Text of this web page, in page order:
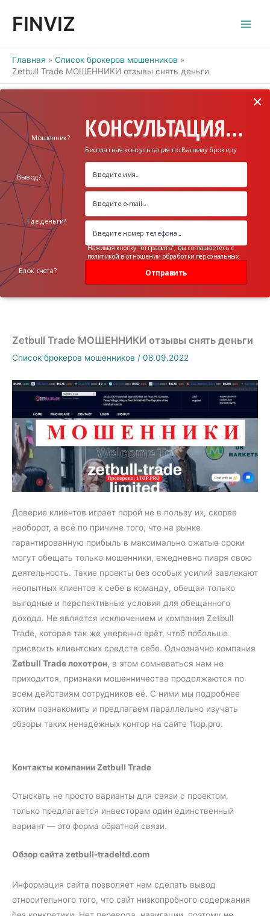
FINVIZ
Главная
Список брокеров мошенников
Zetbull Trade МОШЕННИКИ отзывы снять деньги
КОНСУЛЬТАЦИЯ...
Бесплатная консультация по Вашему брокеру
Мошенник?
Вывод?
Где деньги?
Блок счета? Отправить
×
Нажимая кнопку "отправить", вы соглашаетесь с
политикой в отношении обработки персональных
Zetbull Trade МОШЕННИКИ отзывы снять деньги
Список брокеров мошенников / 08.09.2022
Доверие клиентов играет порой не в пользу их, скорее
наоборот, а всё по причине того, что на рынке
гарантированную прибыль в максимально сжатые сроки
могут обещать только мошенники, ежедневно пиаря свою
деятельность. Такие проекты без особых усилий завлекают
неопытных клиентов к себе в команду, обещая только
выгодные и перспективные условия для обещанного
дохода. Не является исключением и компания Zetbull
Trade, которая так же уверенно врёт, чтоб побольше
присвоить клиентских средств себе. Однозначно компания
Zetbull Trade лохотрон, в этом сомневаться нам не
приходится, признаки мошенничества продолжаются по
всем действиям сотрудников её. С ними мы подробнее
хотим познакомить и предлагаем параллельно изучать
обзоры таких ненадёжных контор на сайте 1top.pro.
Контакты компании Zetbull Trade
Отыскать не просто варианты для связи с проектом,
только предлагается инвесторам один единственный
вариант — это форма обратной связи.
Обзор сайта zetbull-tradeltd.com
Информация сайта позволяет нам сделать вывод
относительного того, что сайт низкопробного содержания